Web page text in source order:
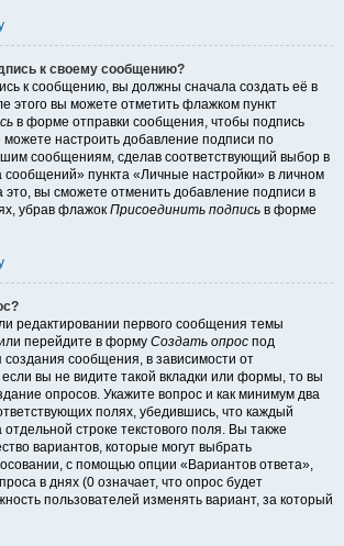
к своему сообщению?
к сообщению, вы должны сначала создать её в
этого вы можете отметить флажком пункт
в форме отправки сообщения, чтобы подпись
настроить добавление подписи по
сообщениям, сделав соответствующий выбор в
пункта «Личные настройки» в личном
вы сможете отменить добавление подписи в
убрав флажок Присоединить подпись в форме
редактировании первого сообщения темы
перейдите в форму Создать опрос под
сообщения, в зависимости от
если вы не видите такой вкладки или формы, то вы
опросов. Укажите вопрос и как минимум два
полях, убедившись, что каждый
строке текстового поля. Вы также
вариантов, которые могут выбрать
с помощью опции «Вариантов ответа»,
в днях (0 означает, что опрос будет
пользователей изменять вариант, за который